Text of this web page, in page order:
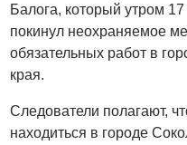
Балога, который утром
покинул неохраняемое
обязательных работ в
края.
Следователи полагают,
находиться в городе